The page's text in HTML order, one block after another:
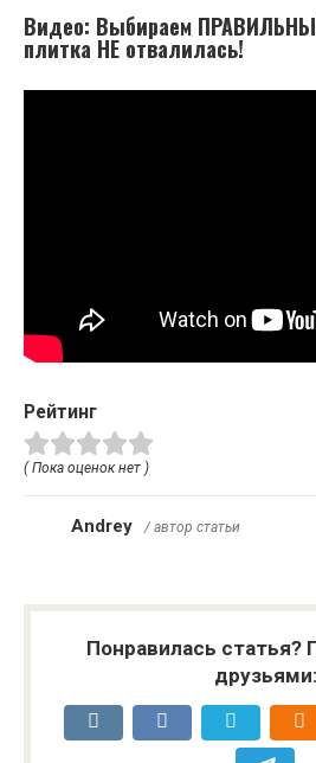
Видео: Выбираем
плитка НЕ отвалилась!
Рейтинг
( Пока оценок нет )
Andrey / автор статьи
Понравилась статья?
друзьями: